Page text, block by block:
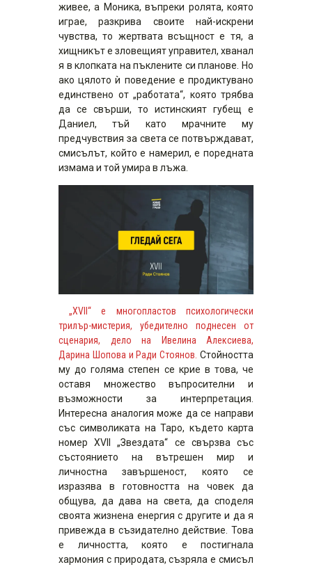
живее, а Моника, въпреки ролята, която
играе, разкрива своите най-искрени
чувства, то жертвата всъщност е тя, а
хищникът е зловещият управител, хванал
я в клопката на пъклените си планове. Но
ако цялото ѝ поведение е продиктувано
единствено от „работата“, която трябва
да се свърши, то истинският губещ е
Даниел, тъй като мрачните му
предчувствия за света се потвърждават,
смисълът, който е намерил, е поредната
измама и той умира в лъжа.
„XVII“ е многопластов психологически
трилър-мистерия, убедително поднесен от
сценария, дело на Ивелина Алексиева,
Дарина Шопова и Ради Стоянов. Стойността
му до голяма степен се крие в това, че
оставя множество въпросителни и
възможности за интерпретация.
Интересна аналогия може да се направи
със символиката на Таро, където карта
номер XVII „Звездата“ се свързва със
състоянието на вътрешен мир и
личностна завършеност, която се
изразява в готовността на човек да
общува, да дава на света, да споделя
своята жизнена енергия с другите и да я
привежда в съзидателно действие. Това
е личността, която е постигнала
хармония с природата, съзряла е смисъл